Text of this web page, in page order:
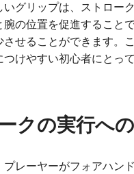
いグリップは、ストロー
腕の位置を促進すること
させることができます。
つけやすい初心者にとっ
クの実行へ
プレーヤーがフォアハン